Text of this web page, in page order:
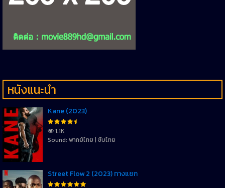
หนังแนะนำ
Kane (2023)
1.1K
Sound: พากย์ไทย | ซับไทย
Street Flow 2 (2023) ทางแยก